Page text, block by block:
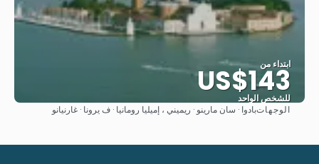
ابتداء من
US$143
للشخص الواحد
شاهد
الوجهاتبادوا · سان مارينو · ريميني ، إميليا رومانيا · ف يرونا · غارنيانو